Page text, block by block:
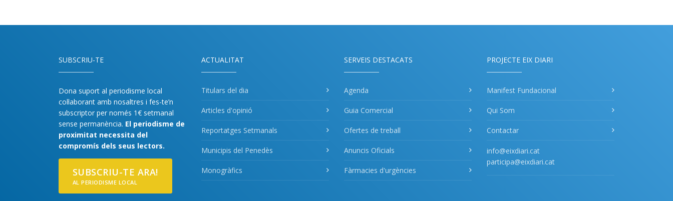
SUBSCRIU-TE
Dona suport al periodisme local
col·laborant amb nosaltres i fes-te’n
subscriptor per només 1€ setmanal
sense permanència. El periodisme de
proximitat necessita del
compromís dels seus lectors.
SUBSCRIU-TE ARA!
AL PERIODISME LOCAL
ACTUALITAT
Titulars del dia
Articles d'opinió
Reportatges Setmanals
Municipis del Penedès
Monogràfics
SERVEIS DESTACATS
Agenda
Guia Comercial
Ofertes de treball
Anuncis Oficials
Fàrmacies d'urgències
PROJECTE EIX DIARI
Manifest Fundacional
Qui Som
Contactar
info@eixdiari.cat
participa@eixdiari.cat